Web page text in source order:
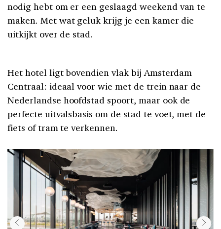
nodig hebt om er een geslaagd weekend van te
maken. Met wat geluk krijg je een kamer die
uitkijkt over de stad.
Het hotel ligt bovendien vlak bij Amsterdam
Centraal: ideaal voor wie met de trein naar de
Nederlandse hoofdstad spoort, maar ook de
perfecte uitvalsbasis om de stad te voet, met de
fiets of tram te verkennen.